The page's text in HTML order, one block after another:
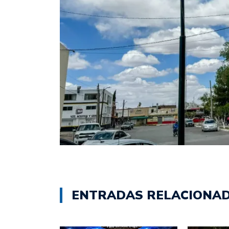
ENTRADAS